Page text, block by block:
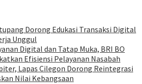
Dorong Edukasi Transaksi Digital
Unggul
Digital dan Tatap Muka, BRI BO
Efisiensi Pelayanan Nasabah
Lapas Cilegon Dorong Reintegrasi
Nilai Kebangsaan